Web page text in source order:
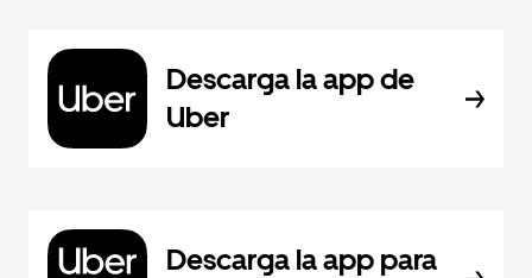
Descarga la app de
Uber
Descarga la app para